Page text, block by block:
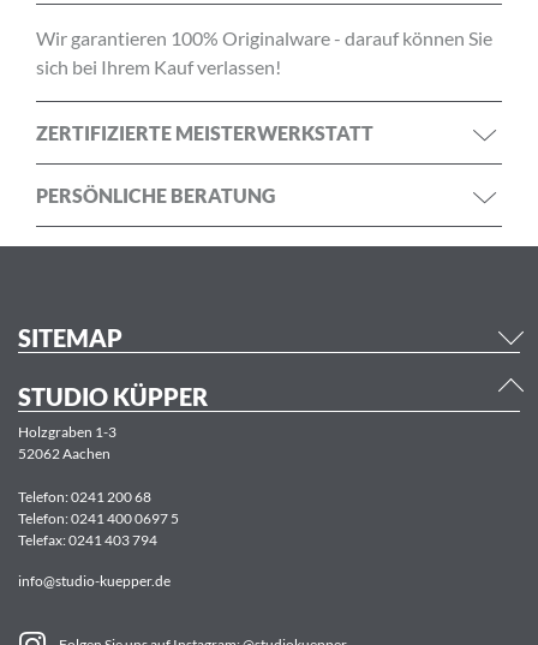
Wir garantieren 100% Originalware - darauf können Sie
sich bei Ihrem Kauf verlassen!
ZERTIFIZIERTE MEISTERWERKSTATT
PERSÖNLICHE BERATUNG
SITEMAP
STUDIO KÜPPER
Holzgraben 1-3
52062 Aachen
Telefon:0241 200 68
Telefon:0241 400 0697 5
Telefax: 0241 403 794
info@studio-kuepper.de